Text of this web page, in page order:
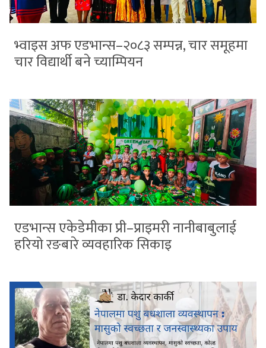
भ्वाइस अफ एडभान्स–२०८३ सम्पन्न, चार समूहमा
चार विद्यार्थी बने च्याम्पियन
एडभान्स एकेडेमीका प्री–प्राइमरी नानीबाबुलाई
हरियो रङबारे व्यवहारिक सिकाइ